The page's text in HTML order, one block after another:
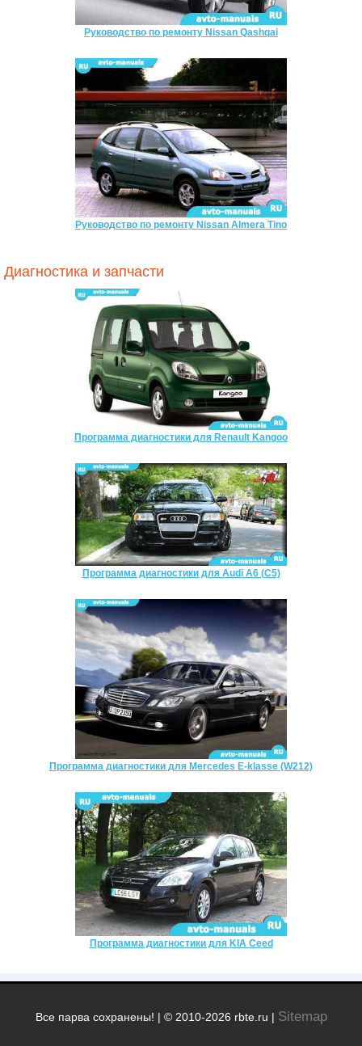
Руководство по ремонту Nissan Qashqai
Руководство по ремонту Nissan Almera Tino
Диагностика и запчасти
Программа диагностики для Renault Kangoo
Программа диагностики для Audi A6 (C5)
Программа диагностики для Mercedes E-klasse (W212)
Программа диагностики для KIA Ceed
Все парва сохранены! | © 2010-2026 rbte.ru | Sitemap